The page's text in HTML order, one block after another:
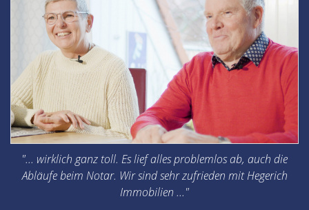
"... wirklich ganz toll. Es lief alles problemlos ab, auch die
Abläufe beim Notar. Wir sind sehr zufrieden mit Hegerich
Immobilien ..."